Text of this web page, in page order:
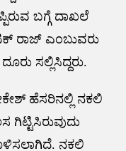
ಬಗ್ಗೆ ದಾಖಲೆ
ರಾಜ್ ಎಂಬುವರು
ಸಲ್ಲಿಸಿದ್ದರು.
ಹೆಸರಿನಲ್ಲಿ ನಕಲಿ
ಗಿಟ್ಟಿಸಿರುವುದು
ನಕಲಿ